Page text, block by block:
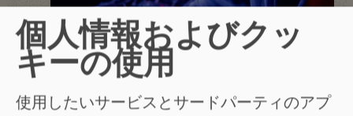
個人情報およびクッ
キーの使用
使用したいサービスとサードパーティのアプ